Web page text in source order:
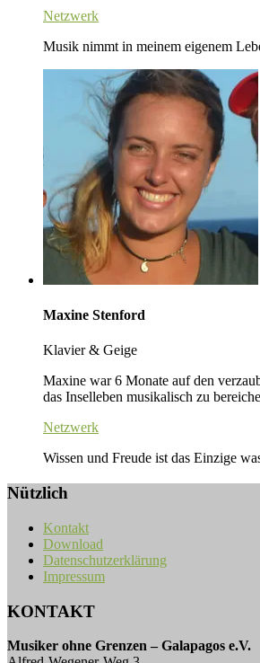
Netzwerk
Musik nimmt in meinem eigenem
Maxine Stenford
Klavier & Geige
Maxine war 6 Monate auf den
das Inselleben musikalisch zu
Netzwerk
Wissen und Freude ist das Einzige
Nützlich
Kontakt
Download
Datenschutzerklärung
Impressum
KONTAKT
Musiker ohne Grenzen – Galapagos e.V.